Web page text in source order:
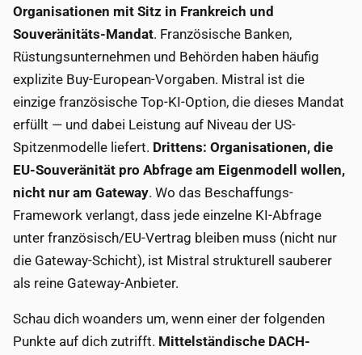
Organisationen mit Sitz in Frankreich und
Souveränitäts-Mandat. Französische Banken,
Rüstungsunternehmen und Behörden haben häufig
explizite Buy-European-Vorgaben. Mistral ist die
einzige französische Top-KI-Option, die dieses Mandat
erfüllt — und dabei Leistung auf Niveau der US-
Spitzenmodelle liefert. Drittens: Organisationen, die
EU-Souveränität pro Abfrage am Eigenmodell wollen,
nicht nur am Gateway. Wo das Beschaffungs-
Framework verlangt, dass jede einzelne KI-Abfrage
unter französisch/EU-Vertrag bleiben muss (nicht nur
die Gateway-Schicht), ist Mistral strukturell sauberer
als reine Gateway-Anbieter.
Schau dich woanders um, wenn einer der folgenden
Punkte auf dich zutrifft. Mittelständische DACH-